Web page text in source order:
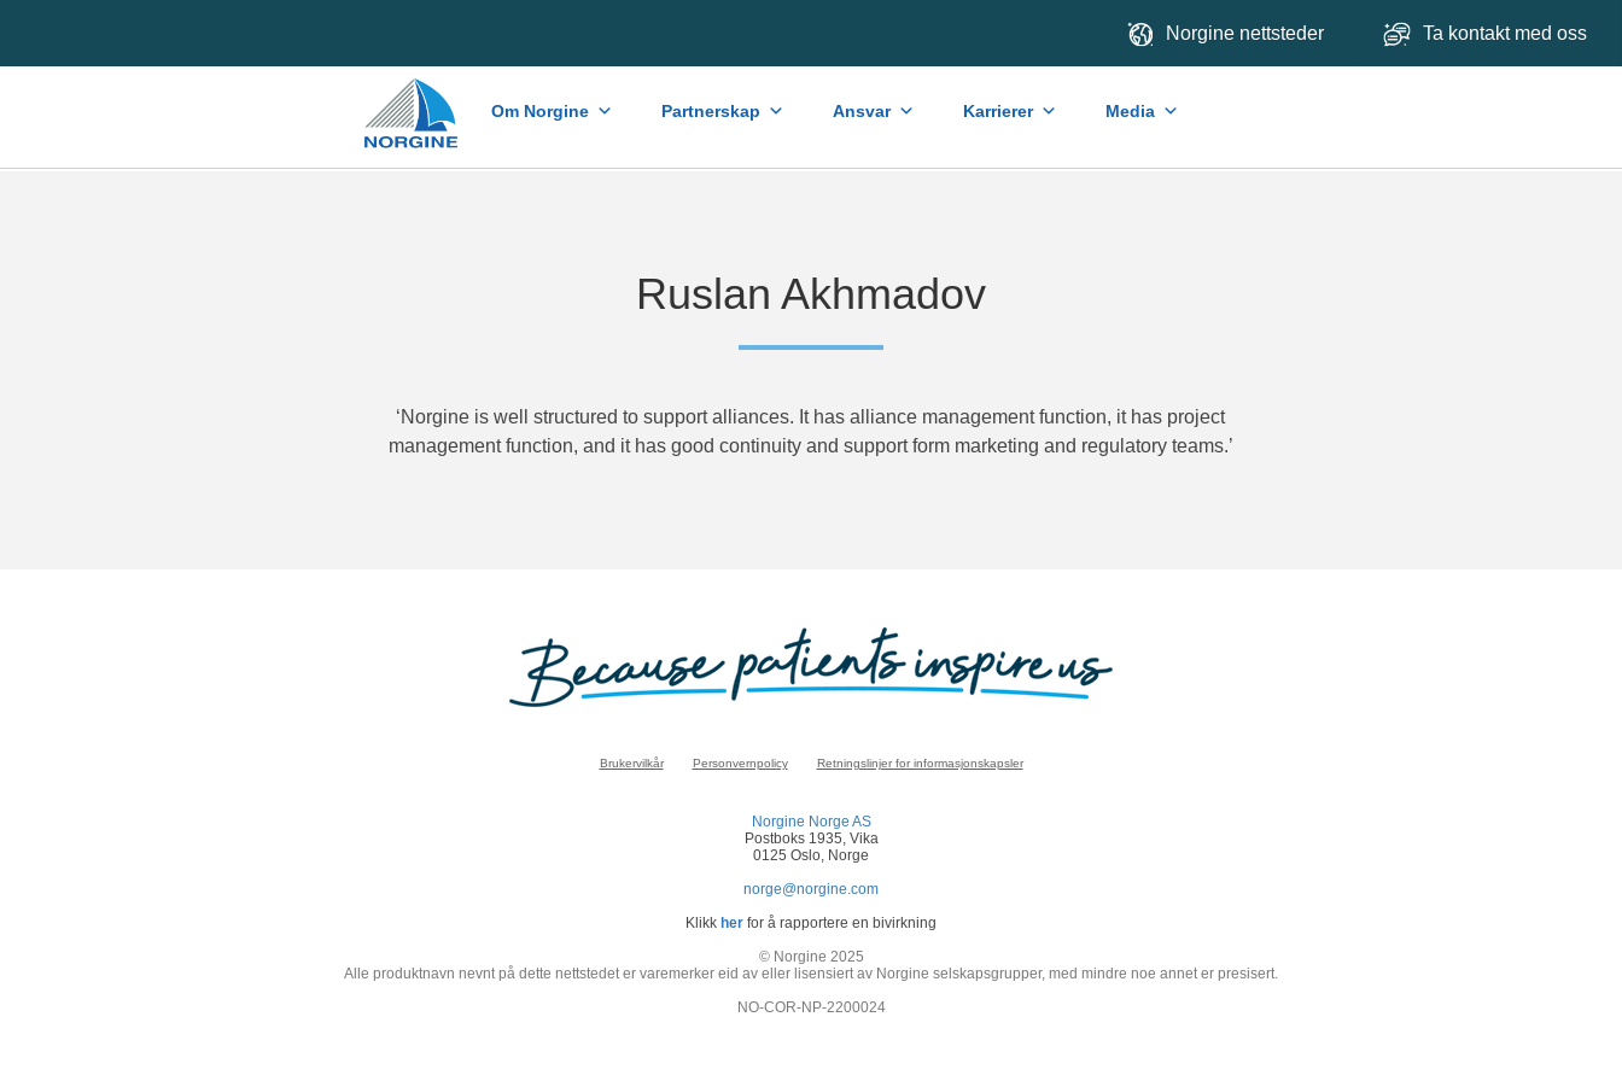
Norgine nettsteder Ta kontakt med oss
Home Om Norgine Partnerskap Ansvar Karrierer Media
Ruslan Akhmadov
‘Norgine is well structured to support alliances. It has alliance management function, it has project
management function, and it has good continuity and support form marketing and regulatory teams.’
Brukervilkår Personvernpolicy Retningslinjer for informasjonskapsler
Norgine Norge AS
Postboks 1935, Vika
0125 Oslo, Norge
norge@norgine.com
Klikk her for å rapportere en bivirkning
© Norgine 2025
Alle produktnavn nevnt på dette nettstedet er varemerker eid av eller lisensiert av Norgine selskapsgrupper, med mindre noe annet er presisert.
NO-COR-NP-2200024